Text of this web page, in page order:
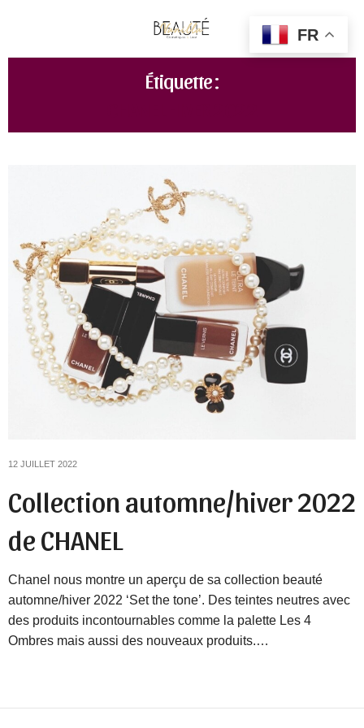
Étiquette :
12 JUILLET 2022
Collection automne/hiver 2022
de CHANEL
Chanel nous montre un aperçu de sa collection beauté
automne/hiver 2022 ‘Set the tone’. Des teintes neutres avec
des produits incontournables comme la palette Les 4
Ombres mais aussi des nouveaux produits.…
FR